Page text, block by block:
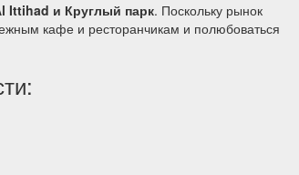
Ittihad и Круглый парк. Поскольку рынок
кафе и ресторанчикам и полюбоваться